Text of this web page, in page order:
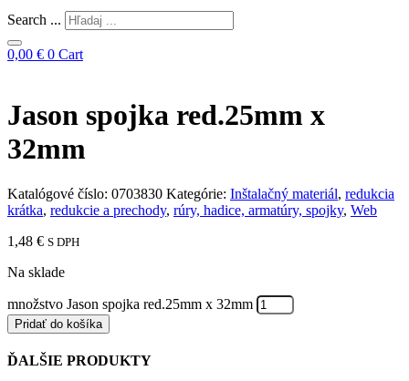
Search ...
0,00 € 0 Cart
Jason spojka red.25mm x
32mm
Katalógové číslo: 0703830 Kategórie: Inštalačný materiál, redukcia
krátka, redukcie a prechody, rúry, hadice, armatúry, spojky, Web
1,48 € S DPH
Na sklade
množstvo Jason spojka red.25mm x 32mm
Pridať do košíka
ĎALŠIE PRODUKTY